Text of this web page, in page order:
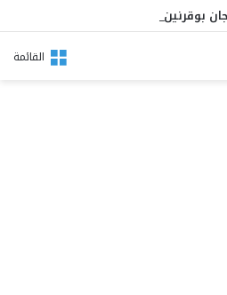
القائمة